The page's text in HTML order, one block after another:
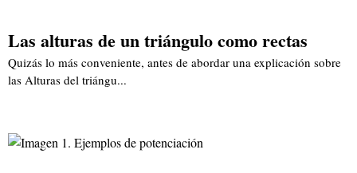
Las alturas de un triángulo como rectas
Quizás lo más conveniente, antes de abordar una explicación sobre
las Alturas del triángu...